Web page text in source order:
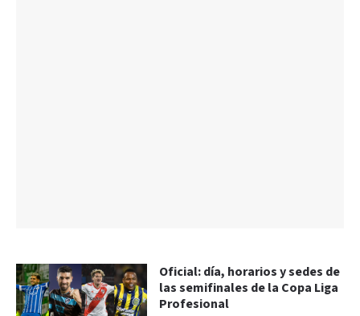
Oficial: día, horarios y sedes de
las semifinales de la Copa Liga
Profesional